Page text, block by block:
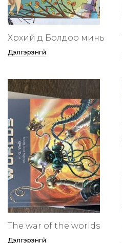
Хөөрхий дөө Болдоо минь
Дэлгэрэнгүй
The war of the worlds
Дэлгэрэнгүй